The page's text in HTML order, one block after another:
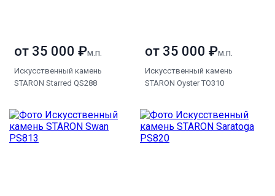
от 35 000 ₽м.п.
Искусственный камень
STARON Starred QS288
от 35 000 ₽м.п.
Искусственный камень
STARON Oyster TO310